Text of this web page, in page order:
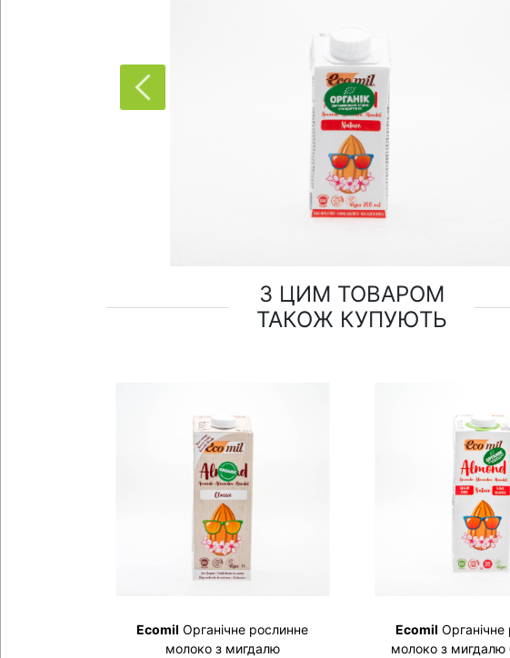
З ЦИМ ТОВАРОМ
ТАКОЖ КУПУЮТЬ
Ecomil Органічне рослинне
молоко з мигдалю
Ecomil
молоко з мигдалю